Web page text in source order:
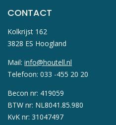
CONTACT
Kolkrijst 162
3828 ES Hoogland
Mail: info@houtell.nl
Telefoon: 033 -455 20 20
Becon nr: 419059
BTW nr: NL8041.85.980
KvK nr: 31047497